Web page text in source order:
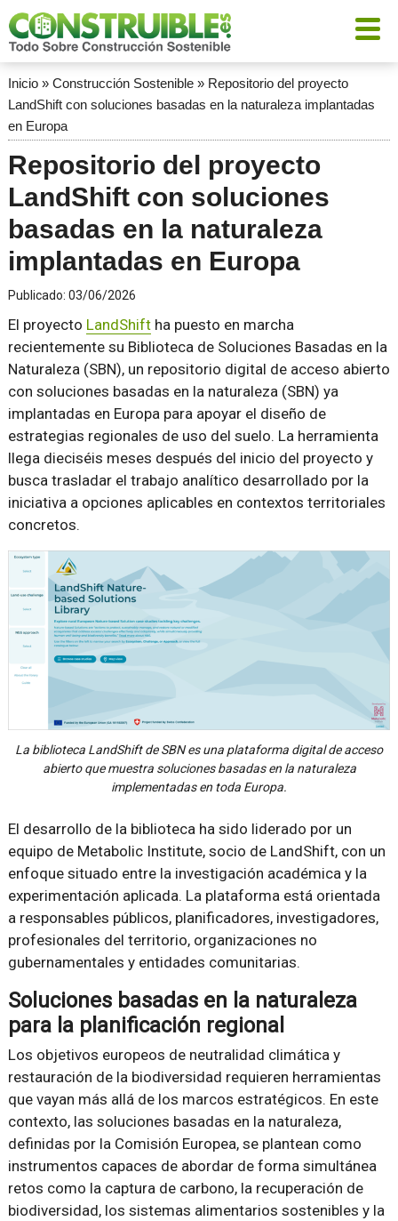
Inicio» Construcción Sostenible» Repositorio del proyecto
LandShift con soluciones basadas en la naturaleza implantadas
en Europa
Repositorio del proyecto
LandShift con soluciones
basadas en la naturaleza
implantadas en Europa
Publicado: 03/06/2026
El proyecto LandShiftha puesto en marcha
recientemente su Biblioteca de Soluciones Basadas en la
Naturaleza (SBN), un repositorio digital de acceso abierto
con soluciones basadas en la naturaleza (SBN) ya
implantadas en Europa para apoyar el diseño de
estrategias regionales de uso del suelo. La herramienta
llega dieciséis meses después del inicio del proyecto y
busca trasladar el trabajo analítico desarrollado por la
iniciativa a opciones aplicables en contextos territoriales
concretos.
La biblioteca LandShift de SBN es una plataforma digital de acceso
abierto que muestra soluciones basadas en la naturaleza
implementadas en toda Europa.
El desarrollo de la biblioteca ha sido liderado por un
equipo de Metabolic Institute, socio de LandShift, con un
enfoque situado entre la investigación académica y la
experimentación aplicada. La plataforma está orientada
a responsables públicos, planificadores, investigadores,
profesionales del territorio, organizaciones no
gubernamentales y entidades comunitarias.
Soluciones basadas en la naturaleza
para la planificación regional
Los objetivos europeos de neutralidad climática y
restauración de la biodiversidad requieren herramientas
que vayan más allá de los marcos estratégicos. En este
contexto, las soluciones basadas en la naturaleza,
definidas por la Comisión Europea, se plantean como
instrumentos capaces de abordar de forma simultánea
retos como la captura de carbono, la recuperación de
biodiversidad, los sistemas alimentarios sostenibles y la